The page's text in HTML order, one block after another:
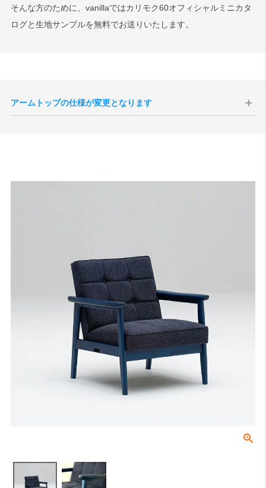
そんな方のために、vanillaではカリモク60オフィシャルミニカタ
ログと生地サンプルを無料でお送りいたします。
アームトップの仕様が変更となります